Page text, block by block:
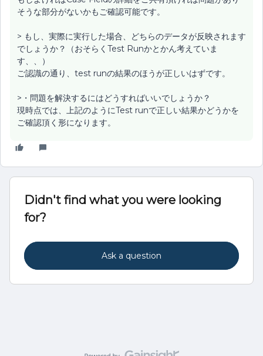
そうな部分がないかもご確認可能です。
> もし、実際に実行した場合、どちらのデータが反映されます
でしょうか？（おそらくTest Runかとかん考えていま
す、、）
ご認識の通り、test runの結果のほうが正しいはずです。
>・問題を解決するにはどうすればいいでしょうか？
現時点では、上記のようにTest runで正しい結果かどうかを
ご確認頂く形になります。
Didn't find what you were looking
for?
Ask a question